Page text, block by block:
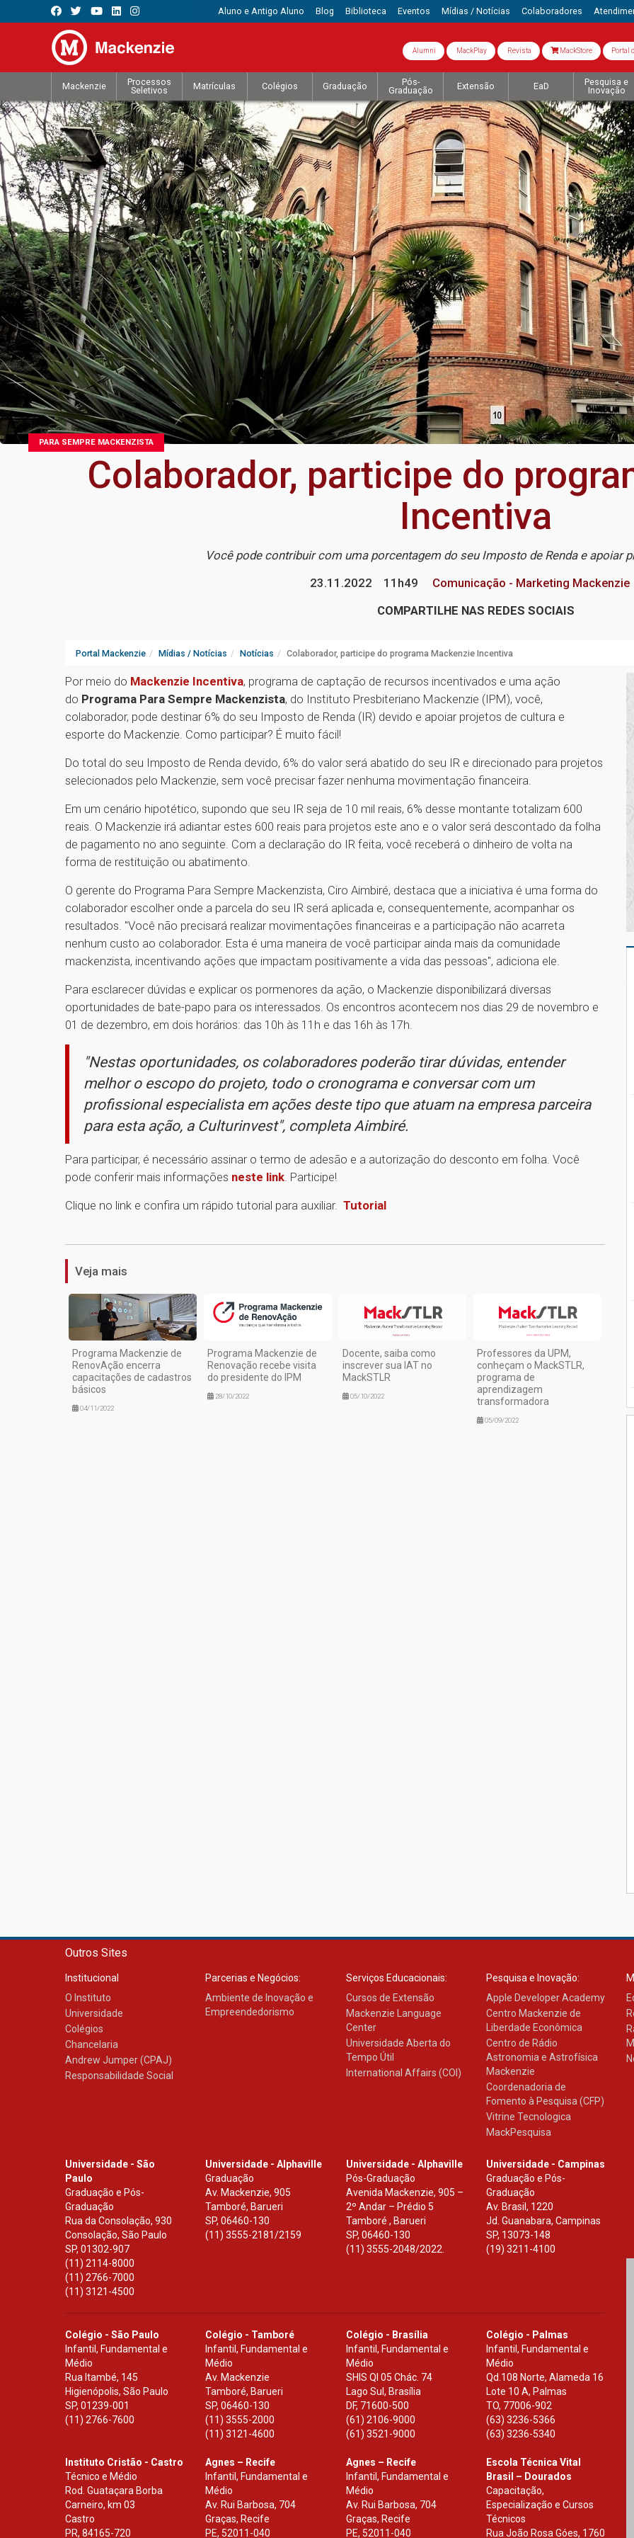
Aluno e Antigo Aluno Blog Biblioteca Eventos Mídias / Notícias Colaboradores
Alumni MackPlay Revista MackStore Portal
Mackenzie
Processos
Seletivos
Matrículas Colégios Graduação
Pós-
Graduação
Extensão EaD
Pesquisa e
Inovação
PARA SEMPRE MACKENZISTA
Colaborador, participe do
Incentiva
Você pode contribuir com uma porcentagem do seu Imposto de Renda e apoiar
23.11.2022
11h49
Comunicação - Marketing Mackenzie
COMPARTILHE NAS REDES SOCIAIS
Portal Mackenzie Mídias / Notícias Notícias Colaborador, participe do programa Mackenzie Incentiva
Por meio do Mackenzie Incentiva, programa de captação de recursos incentivados e uma ação
do Programa Para Sempre Mackenzista, do Instituto Presbiteriano Mackenzie (IPM), você,
colaborador, pode destinar 6% do seu Imposto de Renda (IR) devido e apoiar projetos de cultura e
esporte do Mackenzie. Como participar? É muito fácil!
Do total do seu Imposto de Renda devido, 6% do valor será abatido do seu IR e direcionado para projetos
selecionados pelo Mackenzie, sem você precisar fazer nenhuma movimentação financeira.
Em um cenário hipotético, supondo que seu IR seja de 10 mil reais, 6% desse montante totalizam 600
reais. O Mackenzie irá adiantar estes 600 reais para projetos este ano e o valor será descontado da folha
de pagamento no ano seguinte. Com a declaração do IR feita, você receberá o dinheiro de volta na
forma de restituição ou abatimento.
O gerente do Programa Para Sempre Mackenzista, Ciro Aimbiré, destaca que a iniciativa é uma forma do
colaborador escolher onde a parcela do seu IR será aplicada e, consequentemente, acompanhar os
resultados. "Você não precisará realizar movimentações financeiras e a participação não acarreta
nenhum custo ao colaborador. Esta é uma maneira de você participar ainda mais da comunidade
mackenzista, incentivando ações que impactam positivamente a vida das pessoas", adiciona ele.
Para esclarecer dúvidas e explicar os pormenores da ação, o Mackenzie disponibilizará diversas
oportunidades de bate-papo para os interessados. Os encontros acontecem nos dias 29 de novembro e
01 de dezembro, em dois horários: das 10h às 11h e das 16h às 17h.
"Nestas oportunidades, os colaboradores poderão tirar dúvidas, entender
melhor o escopo do projeto, todo o cronograma e conversar com um
profissional especialista em ações deste tipo que atuam na empresa parceira
para esta ação, a Culturinvest", completa Aimbiré.
Para participar, é necessário assinar o termo de adesão e a autorização do desconto em folha. Você
pode conferir mais informações neste link. Participe!
Clique no link e confira um rápido tutorial para auxiliar. Tutorial
1
Veja mais
Programa Mackenzie de
RenovAção encerra
capacitações de cadastros
básicos
04/11/2022
Programa Mackenzie de
Renovação recebe visita
do presidente do IPM
28/10/2022
Docente, saiba como
inscrever sua IAT no
MackSTLR
05/10/2022
Professores da UPM,
conheçam o MackSTLR,
programa de
aprendizagem
transformadora
05/09/2022
Outros Sites
Institucional
O Instituto
Universidade
Colégios
Chancelaria
Andrew Jumper (CPAJ)
Responsabilidade Social
Parcerias e Negócios:
Ambiente de Inovação e
Empreendedorismo
Serviços Educacionais:
Cursos de Extensão
Mackenzie Language
Center
Universidade Aberta do
Tempo Útil
International Affairs (COI)
Pesquisa e Inovação:
Apple Developer Academy
Centro Mackenzie de
Liberdade Econômica
Centro de Rádio
Astronomia e Astrofísica
Mackenzie
Coordenadoria de
Fomento à Pesquisa (CFP)
Vitrine Tecnologica
MackPesquisa
Universidade - São
Paulo
Graduação e Pós-
Graduação
Rua da Consolação, 930
Consolação, São Paulo
SP, 01302-907
(11) 2114-8000
(11) 2766-7000
(11) 3121-4500
Universidade - Alphaville
Graduação
Av. Mackenzie, 905
Tamboré, Barueri
SP,06460-130
(11) 3555-2181/2159
Universidade - Alphaville
Pós-Graduação
Avenida Mackenzie, 905 –
2º Andar – Prédio 5
Tamboré , Barueri
SP, 06460-130
(11) 3555-2048/2022.
Universidade - Campinas
Graduação e Pós-
Graduação
Av. Brasil, 1220
Jd. Guanabara, Campinas
SP, 13073-148
(19) 3211-4100
Colégio - São Paulo
Infantil, Fundamental e
Médio
Rua Itambé, 145
Higienópolis, São Paulo
SP, 01239-001
(11) 2766-7600
Colégio - Tamboré
Infantil, Fundamental e
Médio
Av. Mackenzie
Tamboré, Barueri
SP,06460-130
(11) 3555-2000
(11) 3121-4600
Colégio - Brasília
Infantil, Fundamental e
Médio
SHIS Ql 05 Chác. 74
Lago Sul, Brasília
DF, 71600-500
(61) 2106-9000
(61) 3521-9000
Colégio - Palmas
Infantil, Fundamental e
Médio
Qd.108 Norte, Alameda 16
Lote 10 A, Palmas
TO, 77006-902
(63) 3236-5366
(63) 3236-5340
Instituto Cristão - Castro
Técnico e Médio
Rod. Guataçara Borba
Carneiro, km 03
Castro
PR, 84165-720
Agnes – Recife
Infantil, Fundamental e
Médio
Av. Rui Barbosa, 704
Graças, Recife
PE, 52011-040
Agnes – Recife
Infantil, Fundamental e
Médio
Av. Rui Barbosa, 704
Graças, Recife
PE, 52011-040
Escola Técnica Vital
Brasil – Dourados
Capacitação,
Especialização e Cursos
Técnicos
Rua João Rosa Góes, 1760